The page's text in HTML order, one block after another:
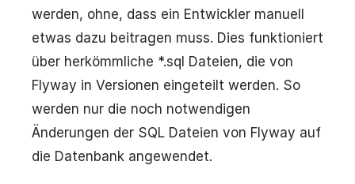
werden, ohne, dass ein Entwickler manuell
etwas dazu beitragen muss. Dies funktioniert
über herkömmliche *.sql Dateien, die von
Flyway in Versionen eingeteilt werden. So
werden nur die noch notwendigen
Änderungen der SQL Dateien von Flyway auf
die Datenbank angewendet.